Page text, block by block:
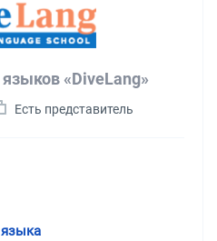
«DiveLang»
Есть представитель